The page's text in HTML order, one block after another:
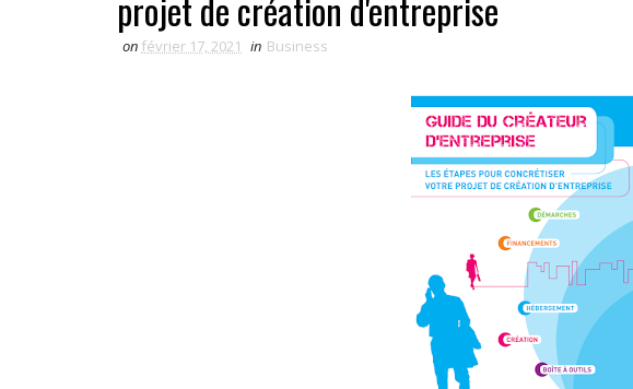
projet de création d'entreprise
on février 17, 2021 in Business